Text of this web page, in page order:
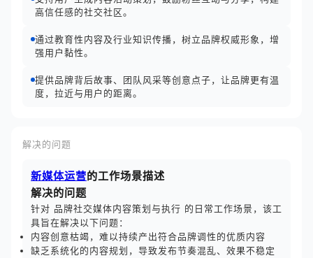
高信任感的社交社区。
通过教育性内容及行业知识传播，树立品牌权威形象，增
强用户黏性。
提供品牌背后故事、团队风采等创意点子，让品牌更有温
度，拉近与用户的距离。
解决的问题
新媒体运营的工作场景描述
解决的问题
针对 品牌社交媒体内容策划与执行 的日常工作场景，该工
具旨在解决以下问题：
内容创意枯竭，难以持续产出符合品牌调性的优质内容
缺乏系统化的内容规划，导致发布节奏混乱、效果不稳定